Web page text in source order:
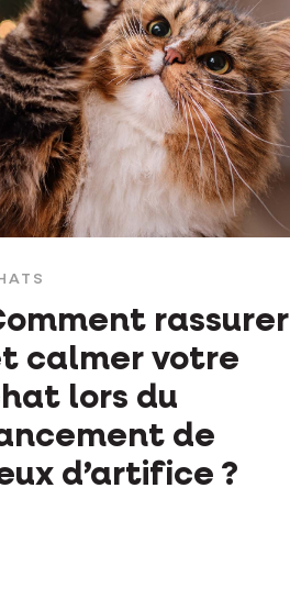
rassurer
calmer votre
lors du
de
d’artifice ?